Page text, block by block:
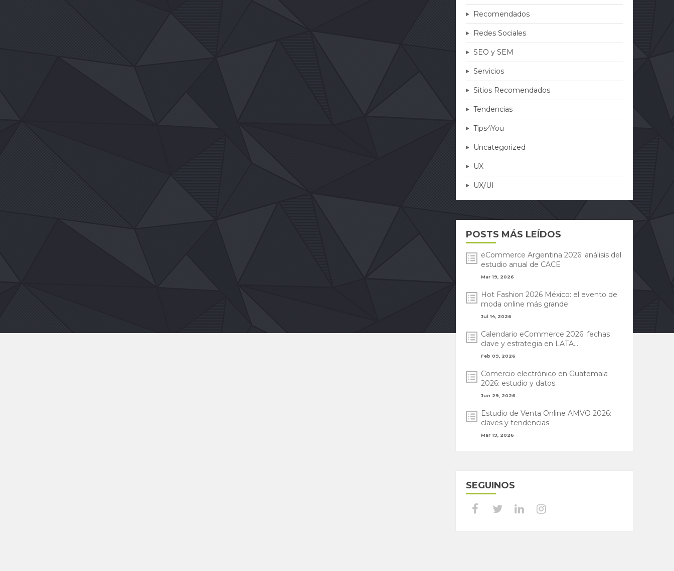
Recomendados
Redes Sociales
SEO y SEM
Servicios
Sitios Recomendados
Tendencias
Tips4You
Uncategorized
UX
UX/UI
POSTS MÁS LEÍDOS
eCommerce Argentina 2026: análisis del
estudio anual de CACE
Mar 19, 2026
Hot Fashion 2026 México: el evento de
moda online más grande
Jul 14, 2026
Calendario eCommerce 2026: fechas
clave y estrategia en LATA...
Feb 09, 2026
Comercio electrónico en Guatemala
2026: estudio y datos
Jun 29, 2026
Estudio de Venta Online AMVO 2026:
claves y tendencias
Mar 19, 2026
SEGUINOS